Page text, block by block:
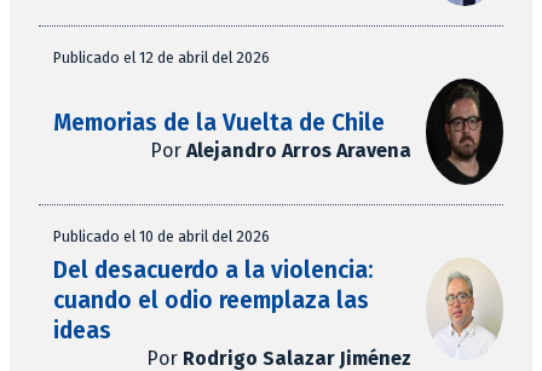
Publicado el 12 de abril del 2026
Memorias de la Vuelta de Chile
Por Alejandro Arros Aravena
Publicado el 10 de abril del 2026
Del desacuerdo a la violencia:
cuando el odio reemplaza las
ideas
Por Rodrigo Salazar Jiménez